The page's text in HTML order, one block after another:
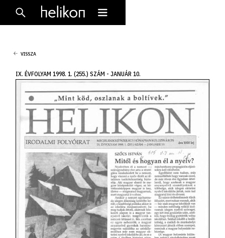
VISSZA
IX. ÉVFOLYAM 1998. 1. (255.) SZÁM - JANUÁR 10.